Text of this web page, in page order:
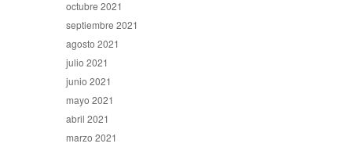
octubre 2021
septiembre 2021
agosto 2021
julio 2021
junio 2021
mayo 2021
abril 2021
marzo 2021